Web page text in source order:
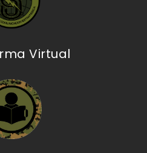
Virtual